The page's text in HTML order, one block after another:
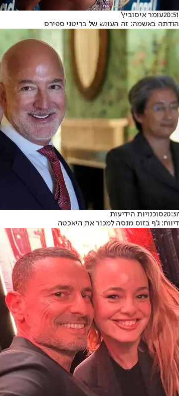
20:51עומר איסוביץ'
הודתה באשמה: זה העונש של בריטני ספירס
20:37סוכנויות הידיעות
דיווח: ג'ף בזוס מנסה למכור את היאכטה